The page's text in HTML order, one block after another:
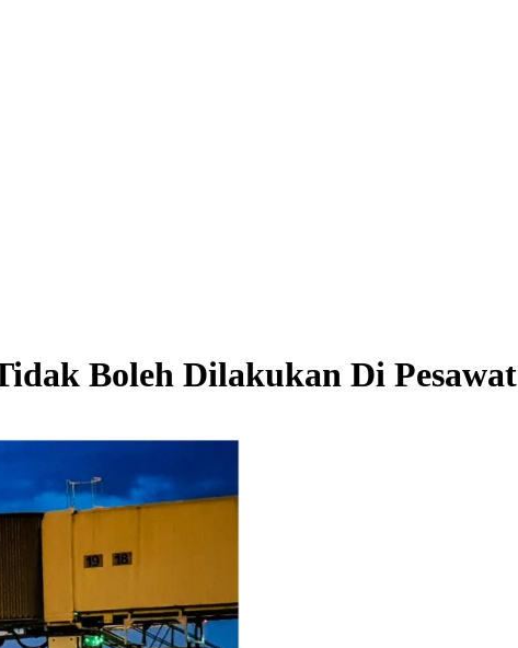
Boleh Dilakukan Di Pesawat